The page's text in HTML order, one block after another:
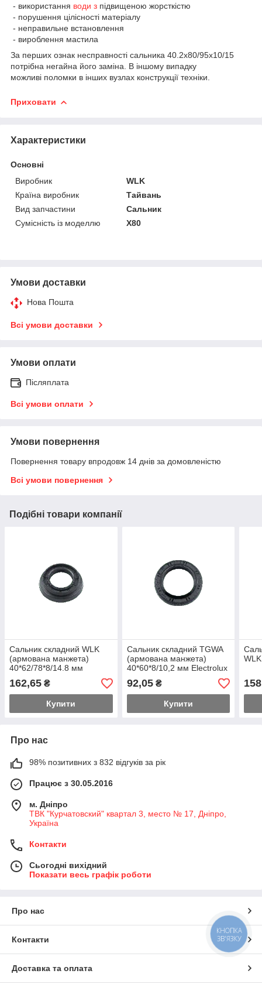
- використання води з підвищеною жорсткістю
- порушення цілісності матеріалу
- неправильне встановлення
- вироблення мастила
За перших ознак несправності сальника 40.2х80/95х10/15
потрібна негайна його заміна. В іншому випадку
можливі поломки в інших вузлах конструкції техніки.
Приховати
Характеристики
Основні
Виробник
WLK
Країна виробник
Тайвань
Вид запчастини
Сальник
Сумісність із моделлю
X80
Умови доставки
Нова Пошта
Всі умови доставки
Умови оплати
Післяплата
Всі умови оплати
Умови повернення
Повернення товару впродовж 14 днів за домовленістю
Всі умови повернення
Подібні товари компанії
Сальник складний WLK
(армована манжета)
40*62/78*8/14.8 мм
00058436
162,65 ₴
Купити
Сальник складний TGWA
(армована манжета)
40*60*8/10,2 мм Electrolux
1246109001
92,05₴
Купити
Про нас
98% позитивних з 832 відгуків за рік
Працює з 30.05.2016
м. Дніпро
ТВК "Курчатовский" квартал 3, место № 17, Дніпро,
Україна
Контакти
Сьогодні вихідний
Показати весь графік роботи
Про нас
Контакти
Доставка та оплата
КНОПКА
ЗВ'ЯЗКУ